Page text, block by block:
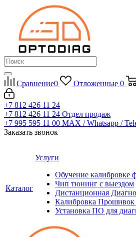
Сравнение0 Отложенные 0
+7 812 426 11 24
+7 812 426 11 24 Отдел продаж
+7 995 595 11 00 MAX / Whatsapp /
Заказать звонок
Каталог
Услуги
Обучение калибровке
Чип тюнинг с выездом
Дистанционная
Калибровка
Установка ПО для